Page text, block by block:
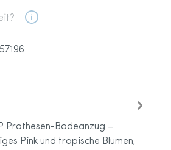
Prothesen-Badeanzug –
Pink und tropische Blumen,